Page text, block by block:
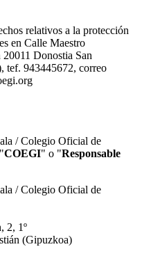
relativos a la protección
en Calle Maestro
20011 Donostia San
tef. 943445672, correo
/ Colegio Oficial de
COEGI" o "Responsable
/ Colegio Oficial de
2, 1º
(Gipuzkoa)